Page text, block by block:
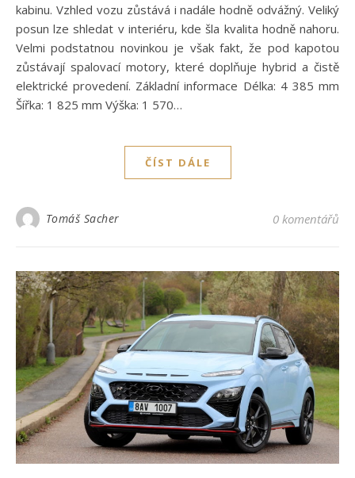
kabinu. Vzhled vozu zůstává i nadále hodně odvážný. Veliký
posun lze shledat v interiéru, kde šla kvalita hodně nahoru.
Velmi podstatnou novinkou je však fakt, že pod kapotou
zůstávají spalovací motory, které doplňuje hybrid a čistě
elektrické provedení. Základní informace Délka: 4 385 mm
Šířka: 1 825 mm Výška: 1 570…
ČÍST DÁLE
Tomáš Sacher 0 komentářů